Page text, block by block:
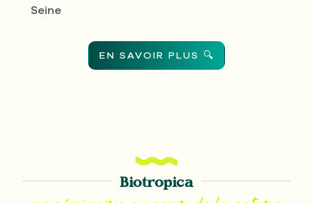
Seine
EN SAVOIR PLUS 🔍
Biotropica